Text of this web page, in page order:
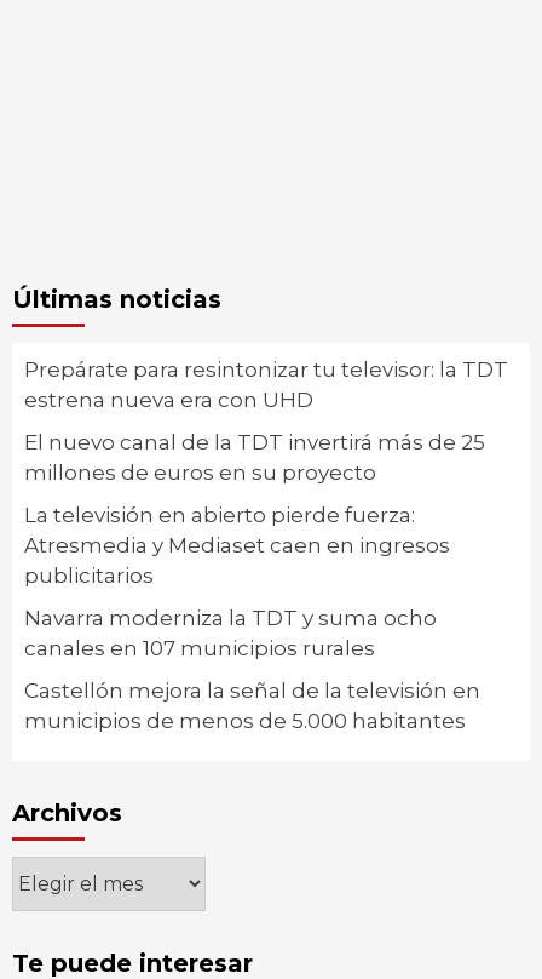
Últimas noticias
Prepárate para resintonizar tu televisor: la TDT
estrena nueva era con UHD
El nuevo canal de la TDT invertirá más de 25
millones de euros en su proyecto
La televisión en abierto pierde fuerza:
Atresmedia y Mediaset caen en ingresos
publicitarios
Navarra moderniza la TDT y suma ocho
canales en 107 municipios rurales
Castellón mejora la señal de la televisión en
municipios de menos de 5.000 habitantes
Archivos
Te puede interesar